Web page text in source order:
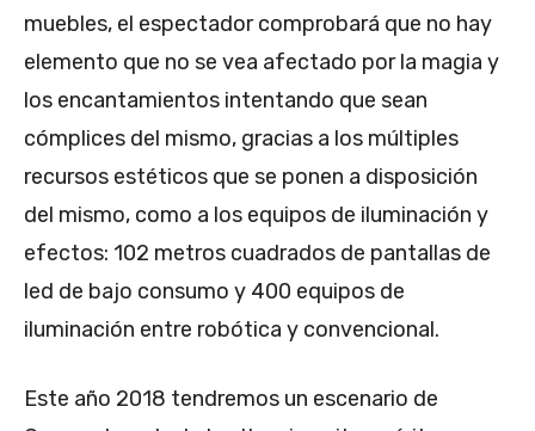
muebles, el espectador comprobará que no hay
elemento que no se vea afectado por la magia y
los encantamientos intentando que sean
cómplices del mismo, gracias a los múltiples
recursos estéticos que se ponen a disposición
del mismo, como a los equipos de iluminación y
efectos: 102 metros cuadrados de pantallas de
led de bajo consumo y 400 equipos de
iluminación entre robótica y convencional.
Este año 2018 tendremos un escenario de